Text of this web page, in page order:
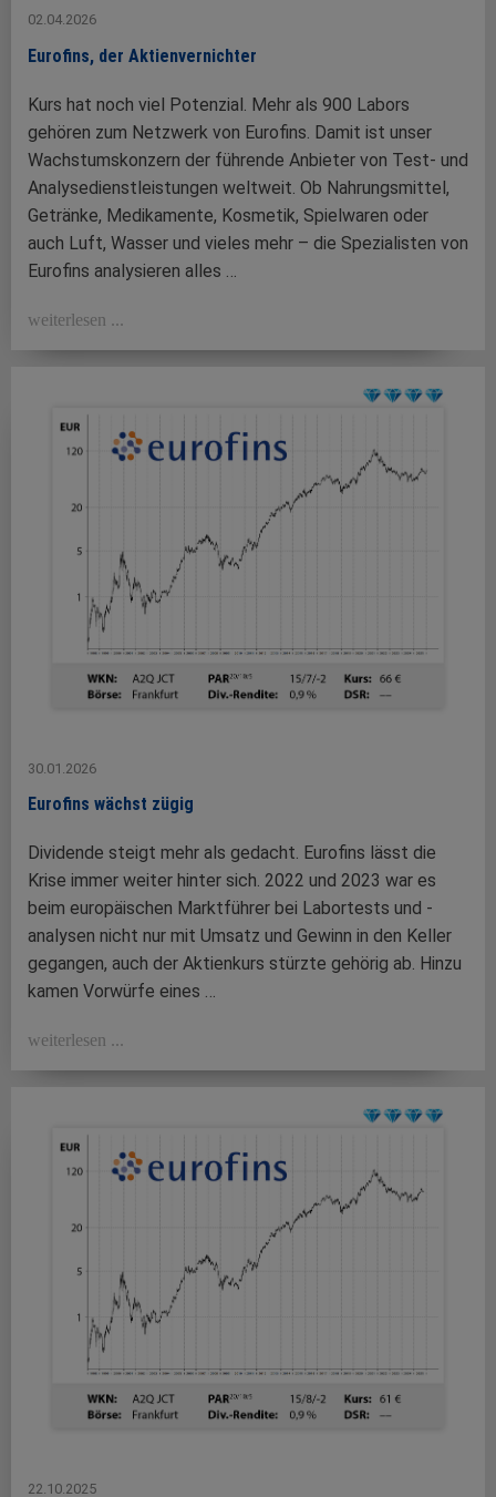
02.04.2026
Eurofins, der Aktienvernichter
Kurs hat noch viel Potenzial. Mehr als 900 Labors
gehören zum Netzwerk von Eurofins. Damit ist unser
Wachstumskonzern der führende Anbieter von Test- und
Analysedienstleistungen weltweit. Ob Nahrungsmittel,
Getränke, Medikamente, Kosmetik, Spielwaren oder
auch Luft, Wasser und vieles mehr – die Spezialisten von
Eurofins analysieren alles …
weiterlesen ...
30.01.2026
Eurofins wächst zügig
Dividende steigt mehr als gedacht. Eurofins lässt die
Krise immer weiter hinter sich. 2022 und 2023 war es
beim europäischen Marktführer bei Labortests und -
analysen nicht nur mit Umsatz und Gewinn in den Keller
gegangen, auch der Aktienkurs stürzte gehörig ab. Hinzu
kamen Vorwürfe eines …
weiterlesen ...
22.10.2025